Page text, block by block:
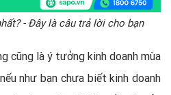
- Đây là câu trả lời cho bạn
cũng là ý tưởng kinh doanh mùa
như bạn chưa biết kinh doanh